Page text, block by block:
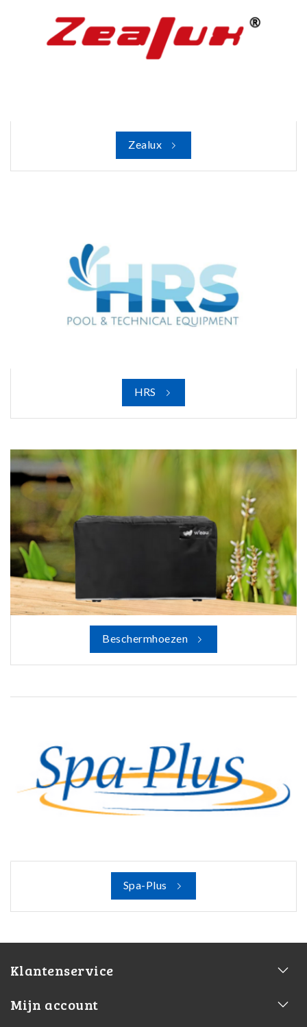
Zealux
HRS
Beschermhoezen
Spa-Plus
Klantenservice
Mijn account